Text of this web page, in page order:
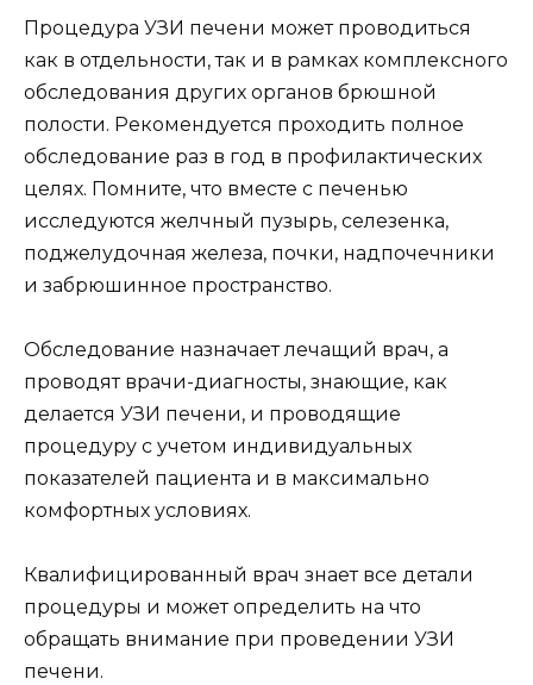
Процедура УЗИ печени может проводиться
как в отдельности, так и в рамках комплексного
обследования других органов брюшной
полости. Рекомендуется проходить полное
обследование раз в год в профилактических
целях. Помните, что вместе с печенью
исследуются желчный пузырь, селезенка,
поджелудочная железа, почки, надпочечники
и забрюшинное пространство.
Обследование назначает лечащий врач, а
проводят врачи-диагносты, знающие, как
делается УЗИ печени, и проводящие
процедуру с учетом индивидуальных
показателей пациента и в максимально
комфортных условиях.
Квалифицированный врач знает все детали
процедуры и может определить на что
обращать внимание при проведении УЗИ
печени.